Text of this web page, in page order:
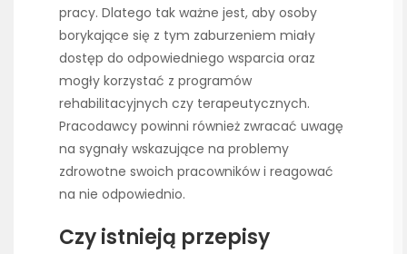
pracy. Dlatego tak ważne jest, aby osoby
borykające się z tym zaburzeniem miały
dostęp do odpowiedniego wsparcia oraz
mogły korzystać z programów
rehabilitacyjnych czy terapeutycznych.
Pracodawcy powinni również zwracać uwagę
na sygnały wskazujące na problemy
zdrowotne swoich pracowników i reagować
na nie odpowiednio.
Czy istnieją przepisy